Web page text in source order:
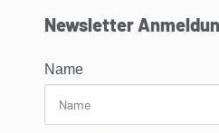
Newsletter
Name